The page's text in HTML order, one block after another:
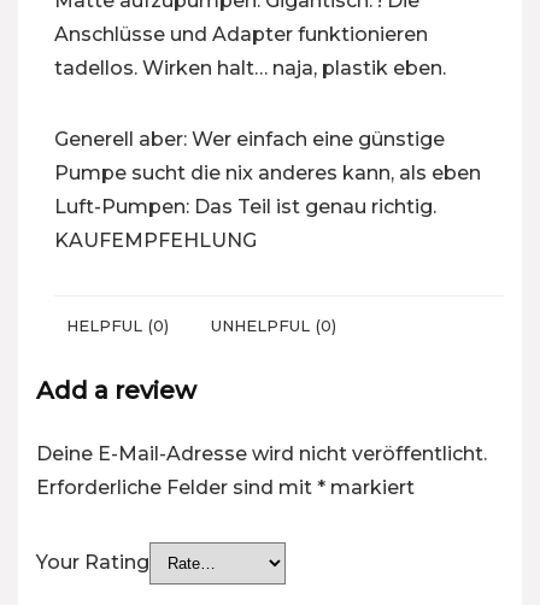
Anschlüsse und Adapter funktionieren
tadellos. Wirken halt… naja, plastik eben.
Generell aber: Wer einfach eine günstige
Pumpe sucht die nix anderes kann, als eben
Luft-Pumpen: Das Teil ist genau richtig.
KAUFEMPFEHLUNG
HELPFUL (0) UNHELPFUL (0)
Add a review
Deine E-Mail-Adresse wird nicht veröffentlicht.
Erforderliche Felder sind mit * markiert
Your Rating